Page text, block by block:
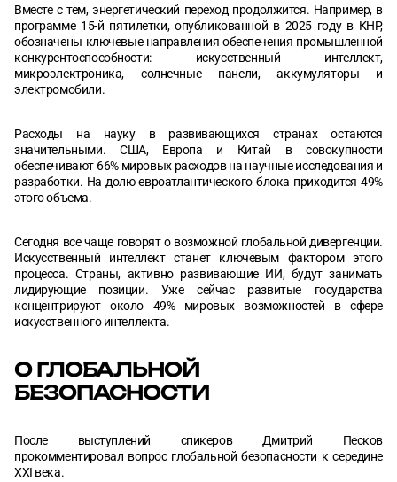
Вместе с тем, энергетический переход продолжится. Например, в
программе 15-й пятилетки, опубликованной в 2025 году в КНР,
обозначены ключевые направления обеспечения промышленной
конкурентоспособности: искусственный интеллект,
микроэлектроника, солнечные панели, аккумуляторы и
электромобили.
Расходы на науку в развивающихся странах остаются
значительными. США, Европа и Китай в совокупности
обеспечивают 66% мировых расходов на научные исследования и
разработки. На долю евроатлантического блока приходится 49%
этого объема.
Сегодня все чаще говорят о возможной глобальной дивергенции.
Искусственный интеллект станет ключевым фактором этого
процесса. Страны, активно развивающие ИИ, будут занимать
лидирующие позиции. Уже сейчас развитые государства
концентрируют около 49% мировых возможностей в сфере
искусственного интеллекта.
О ГЛОБАЛЬНОЙ
БЕЗОПАСНОСТИ
После выступлений спикеров Дмитрий Песков
прокомментировал вопрос глобальной безопасности к середине
XXI века.